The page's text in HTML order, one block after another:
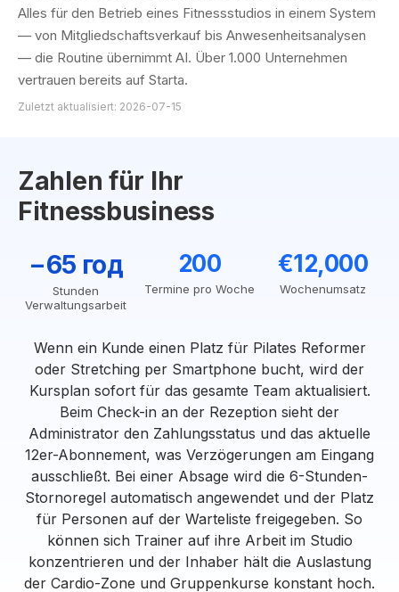
Alles für den Betrieb eines Fitnessstudios in einem System
— von Mitgliedschaftsverkauf bis Anwesenheitsanalysen
— die Routine übernimmt AI. Über 1.000 Unternehmen
vertrauen bereits auf Starta.
Zuletzt aktualisiert: 2026-07-15
Zahlen für Ihr
Fitnessbusiness
−65 год
Stunden
Verwaltungsarbeit
200
Termine pro Woche
€12,000
Wochenumsatz
Wenn ein Kunde einen Platz für Pilates Reformer
oder Stretching per Smartphone bucht, wird der
Kursplan sofort für das gesamte Team aktualisiert.
Beim Check-in an der Rezeption sieht der
Administrator den Zahlungsstatus und das aktuelle
12er-Abonnement, was Verzögerungen am Eingang
ausschließt. Bei einer Absage wird die 6-Stunden-
Stornoregel automatisch angewendet und der Platz
für Personen auf der Warteliste freigegeben. So
können sich Trainer auf ihre Arbeit im Studio
konzentrieren und der Inhaber hält die Auslastung
der Cardio-Zone und Gruppenkurse konstant hoch.